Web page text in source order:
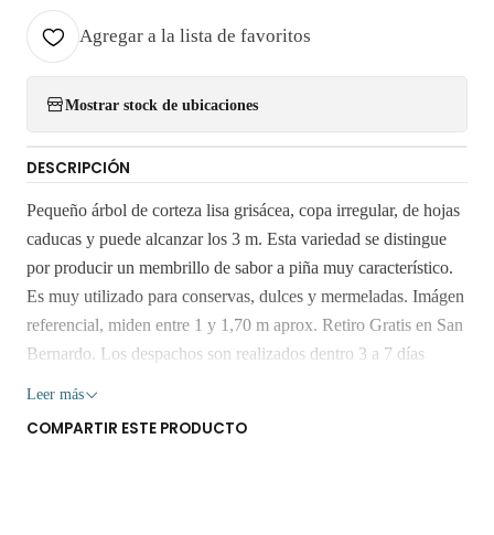
Agregar a la lista de favoritos
Mostrar stock de ubicaciones
DESCRIPCIÓN
Pequeño árbol de corteza lisa grisácea, copa irregular, de hojas
caducas y puede alcanzar los 3 m. Esta variedad se distingue
por producir un membrillo de sabor a piña muy característico.
Es muy utilizado para conservas, dulces y mermeladas. Imágen
referencial, miden entre 1 y 1,70 m aprox. Retiro Gratis en San
Bernardo. Los despachos son realizados dentro 3 a 7 días
al someterlos a viajes largos sin suficiente agua y luz o mucha
Leer más
COMPARTIR ESTE PRODUCTO